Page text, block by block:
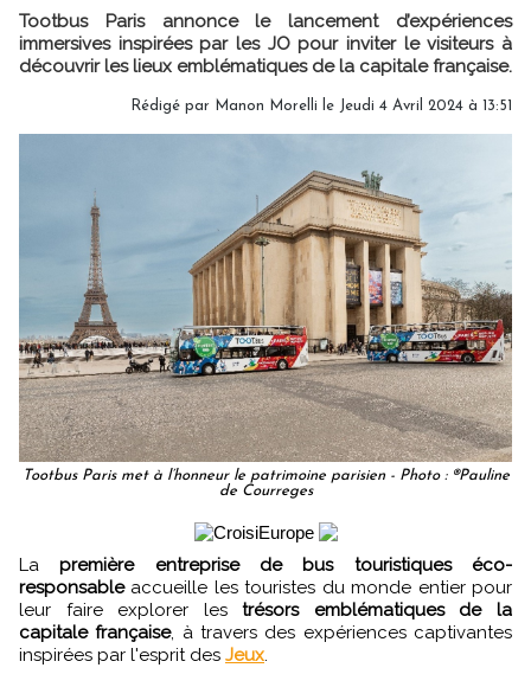
Tootbus Paris annonce le lancement d’expériences
immersives inspirées par les JO pour inviter le visiteurs à
découvrir les lieux emblématiques de la capitale française.
Rédigé par Manon Morelli le Jeudi 4 Avril 2024 à 13:51
Tootbus Paris met à l’honneur le patrimoine parisien - Photo : ®Pauline
de Courreges
Lapremière entreprise de bus touristiques éco-
responsableaccueille les touristes du monde entier pour
leur faire explorer lestrésors emblématiques de la
capitale française, à travers des expériences captivantes
inspirées par l'esprit des Jeux